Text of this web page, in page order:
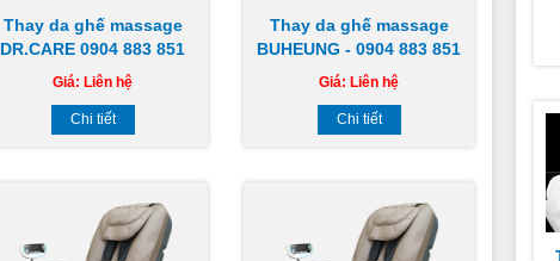
Thay da ghế massage
DR.CARE 0904 883 851
Giá: Liên hệ
Chi tiết
Thay da ghế massage
BUHEUNG - 0904 883 851
Giá: Liên hệ
Chi tiết